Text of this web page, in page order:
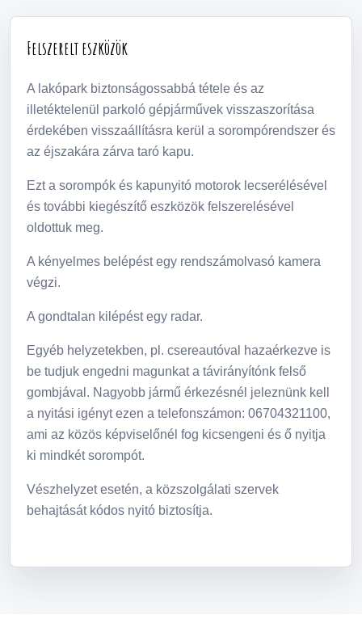
Felszerelt eszközök
A lakópark biztonságossabbá tétele és az
illetéktelenül parkoló gépjárművek visszaszorítása
érdekében visszaállításra kerül a sorompórendszer és
az éjszakára zárva taró kapu.
Ezt a sorompók és kapunyitó motorok lecserélésével
és további kiegészítő eszközök felszerelésével
oldottuk meg.
A kényelmes belépést egy rendszámolvasó kamera
végzi.
A gondtalan kilépést egy radar.
Egyéb helyzetekben, pl. csereautóval hazaérkezve is
be tudjuk engedni magunkat a távirányítónk felső
gombjával. Nagyobb jármű érkezésnél jeleznünk kell
a nyitási igényt ezen a telefonszámon: 06704321100,
ami az közös képviselőnél fog kicsengeni és ő nyitja
ki mindkét sorompót.
Vészhelyzet esetén, a közszolgálati szervek
behajtását kódos nyitó biztosítja.